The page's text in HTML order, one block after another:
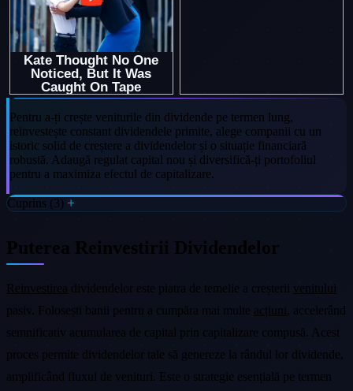
Pentru a-ți crește veniturile din dividende pe termen lung,
reinvestește constant dividendele primite, alege companii cu un
istoric solid de creștere a dividendelor și o situație financiară
robustă. Adaugă regulat capital nou și diversifică-ți portofoliul
pentru a maximiza efectul de capitalizare.
Cuprins (3)
Puterea Reinvestirii Dividendelor
Reinvestirea dividendelor este piatra de temelie a creșterii venitului
pasiv. Folosești banii pentru a cumpăra mai multe acțiuni, accelerând
semnificativ acumularea de capital prin capitalizare compusă. Acest
proces permite dividendelor tale să genereze la rândul lor dividende,
amplificând fluxul de venituri. Este o strategie esențială pe termen